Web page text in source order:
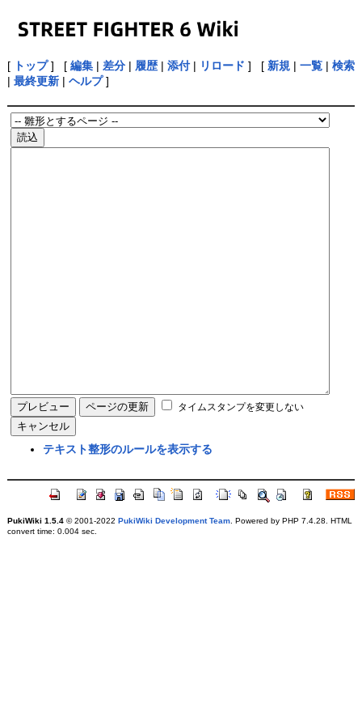
[ トップ] [ 編集| 差分| 履歴| 添付| リロード ] [ 新規| 一覧| 検索
| 最終更新| ヘルプ]
タイムスタンプを変更しない
テキスト整形のルールを表示する
PukiWiki 1.5.4© 2001-2022 PukiWiki Development Team. Powered by PHP 7.4.28. HTML
convert time: 0.004 sec.